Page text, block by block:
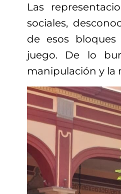
Las
sociales,
de esos
juego. De lo
manipulación y la